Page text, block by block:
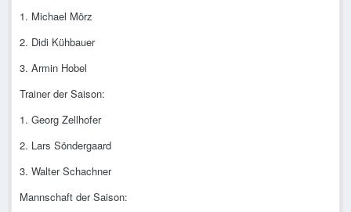
1. Michael Mörz
2. Didi Kühbauer
3. Armin Hobel
Trainer der Saison:
1. Georg Zellhofer
2. Lars Söndergaard
3. Walter Schachner
Mannschaft der Saison: